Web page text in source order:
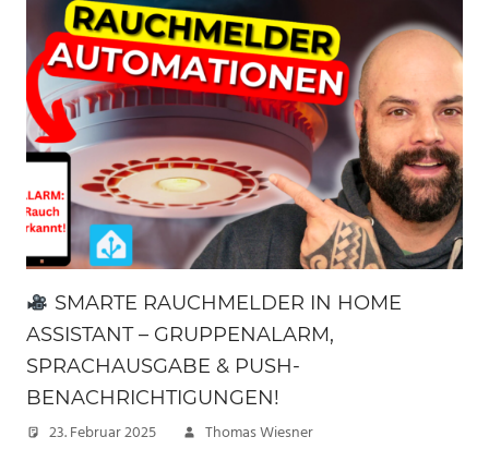
SMARTE RAUCHMELDER IN HOME
ASSISTANT – GRUPPENALARM,
SPRACHAUSGABE & PUSH-
BENACHRICHTIGUNGEN!
23. Februar 2025 Thomas Wiesner